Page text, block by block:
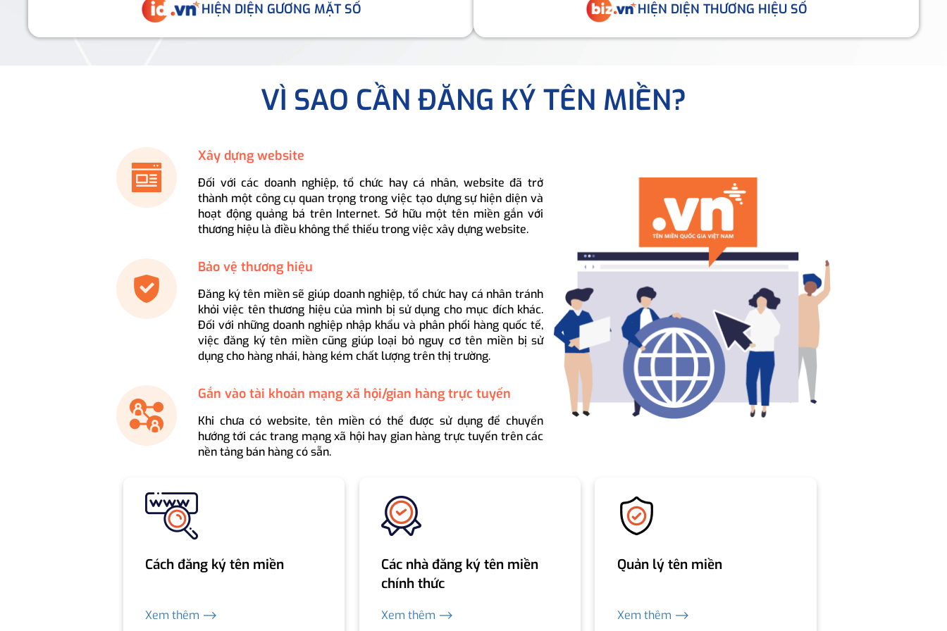
HIỆN DIỆN GƯƠNG MẶT SỐ HIỆN DIỆN THƯƠNG HIỆU SỐ
VÌ SAO CẦN ĐĂNG KÝ TÊN MIỀN?
Xây dựng website
Đối với các doanh nghiệp, tổ chức hay cá nhân, website đã trở
thành một công cụ quan trọng trong việc tạo dựng sự hiện diện và
hoạt động quảng bá trên Internet. Sở hữu một tên miền gắn với
thương hiệu là điều không thể thiếu trong việc xây dựng website.
Bảo vệ thương hiệu
Đăng ký tên miền sẽ giúp doanh nghiệp, tổ chức hay cá nhân tránh
khỏi việc tên thương hiệu của mình bị sử dụng cho mục đích khác.
Đối với những doanh nghiệp nhập khẩu và phân phối hàng quốc tế,
việc đăng ký tên miền cũng giúp loại bỏ nguy cơ tên miền bị sử
dụng cho hàng nhái, hàng kém chất lượng trên thị trường.
Gắn vào tài khoản mạng xã hội/gian hàng trực tuyến
Khi chưa có website, tên miền có thể được sử dụng để chuyển
hướng tới các trang mạng xã hội hay gian hàng trực tuyến trên các
nền tảng bán hàng có sẵn.
Cách đăng ký tên miền
Xem thêm ⟶
Các nhà đăng ký tên miền
chính thức
Xem thêm ⟶
Quản lý tên miền
Xem thêm ⟶